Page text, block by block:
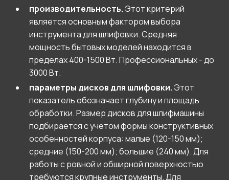
производительность. Этот критерий
является основным фактором выбора
инструмента для шлифовки. Средняя
мощность бытовых моделей находится в
пределах 400-1500 Вт. Профессиональных - до
3000 Вт.
параметры дисков для шлифовки. Этот
показатель обозначает глубину и площадь
обработки. Размер дисков для шлифмашины
подбирается с учетом формы конструктивных
особенностей корпуса: малые (120-150 мм);
средние (150-200 мм); большие (240 мм). Для
работы с ровной и обширной поверхностью
требуются крупные инструменты. Для